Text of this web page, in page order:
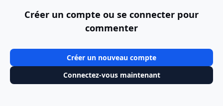
Créer un compte ou se connecter pour
commenter
Créer un nouveau compte
Connectez-vous maintenant